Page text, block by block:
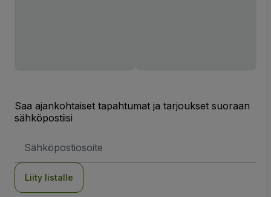
Saa ajankohtaiset tapahtumat ja tarjoukset suoraan
sähköpostiisi
Liity listalle